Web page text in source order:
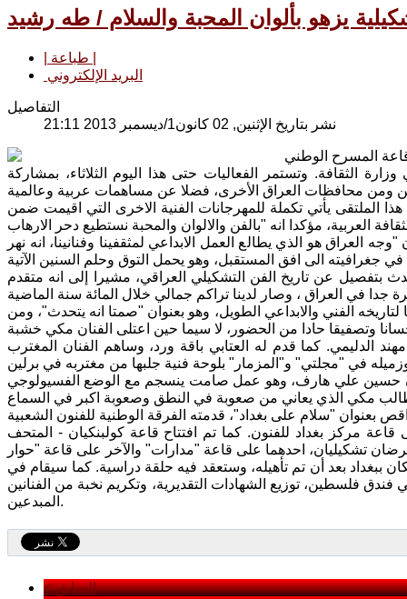
يزهو بألوان المحبة والسلام / طه رشيد
البريد الإلكتروني
التفاصيل
نشر بتاريخ الإثنين, 02 كانون1/ديسمبر 2013 21:11
الاحد، على قاعة المسرح الوطني
الثقافة. وتستمر الفعاليات حتى هذا اليوم الثلاثاء، بمشاركة
الملتقى يأتي تكملة للمهرجانات الفنية الاخرى التي اقيمت ضمن
العراق هو الذي يطالع العمل الابداعي لمثقفينا وفنانينا، انه نهر
بتفصيل عن تاريخ الفن التشكيلي العراقي، مشيرا إلى انه متقدم
الفني والابداعي الطويل، وهو بعنوان "صمتا انه يتحدث"، ومن
وتصفيقا حادا من الحضور، لا سيما حين اعتلى الفنان مكي خشبة
الدليمي. كما قدم له العتابي باقة ورد، وساهم الفنان المغترب
حسين علي هارف، وهو عمل صامت ينسجم مع الوضع الفسيولوجي
مركز بغداد للفنون. كما تم افتتاح قاعة كولبنكيان - المتحف
ببغداد بعد أن تم تأهيله، وستعقد فيه حلقة دراسية. كما سيقام في
فلسطين، توزيع الشهادات التقديرية، وتكريم نخبة من الفنانين
المبدعين.
< السابق